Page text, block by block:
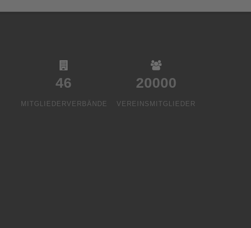
46
MITGLIEDERVERBÄNDE
20000
VEREINSMITGLIEDER